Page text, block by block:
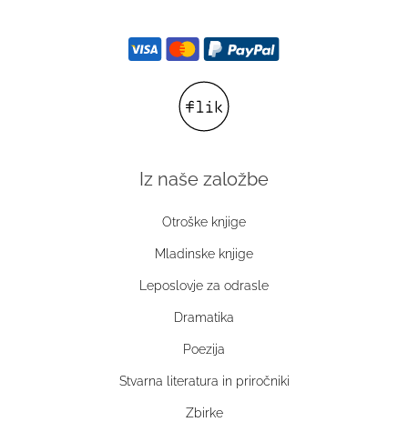
Iz naše založbe
Otroške knjige
Mladinske knjige
Leposlovje za odrasle
Dramatika
Poezija
Stvarna literatura in priročniki
Zbirke